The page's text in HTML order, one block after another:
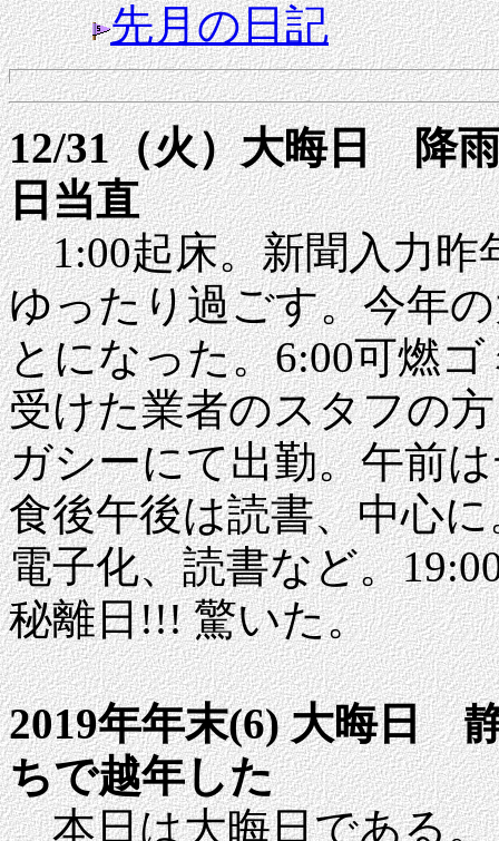
先月の日記
12/31（火）大晦日 降
日当直
1:00起床。新聞入力昨
ゆったり過ごす。今年
とになった。6:00可燃
受けた業者のスタフの
ガシーにて出勤。午前
食後午後は読書、中心
電子化、読書など。
秘離日!!! 驚いた。
2019年年末(6) 大晦日
ちで越年した
本日は大晦日である。